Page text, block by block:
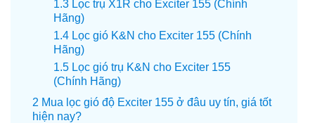
Lọc trụ X1R cho Exciter 155 (Chính
Hãng)
Lọc gió K&N cho Exciter 155 (Chính
Hãng)
Lọc gió trụ K&N cho Exciter 155
(Chính Hãng)
Mua lọc gió độ Exciter 155 ở đâu uy tín, giá tốt
hiện nay?